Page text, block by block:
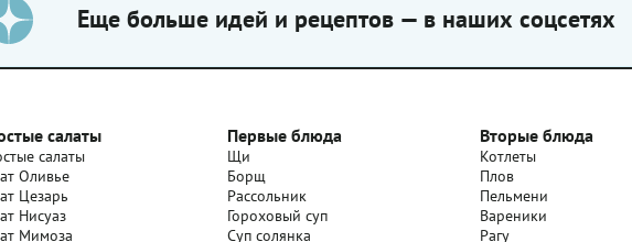
Еще больше идей и рецептов — в наших соцсетях
салаты
салаты
Оливье
Цезарь
Нисуаз
Мимоза
Первые блюда
Щи
Борщ
Рассольник
Гороховый суп
Суп солянка
Вторые блюда
Котлеты
Плов
Пельмени
Вареники
Рагу